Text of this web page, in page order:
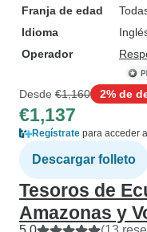
Franja de edad
Idioma
Operador
Desde €1,160 2% de
€1,137
Regístrate para acceder
Descargar folleto
Tesoros de
Amazonas y